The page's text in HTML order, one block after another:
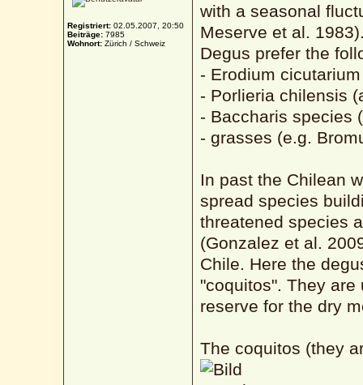
Registriert: 02.05.2007, 20:50
Beiträge: 7985
Wohnort: Zürich / Schweiz
with a seasonal
Meserve et al.
Degus prefer the
- Erodium
- Porlieria chilensis
- Baccharis species
- grasses (e.g.
In past the Chilean
spread species
threatened species
(Gonzalez et al.
Chile. Here the
"coquitos". They
reserve for the dry
The coquitos (they